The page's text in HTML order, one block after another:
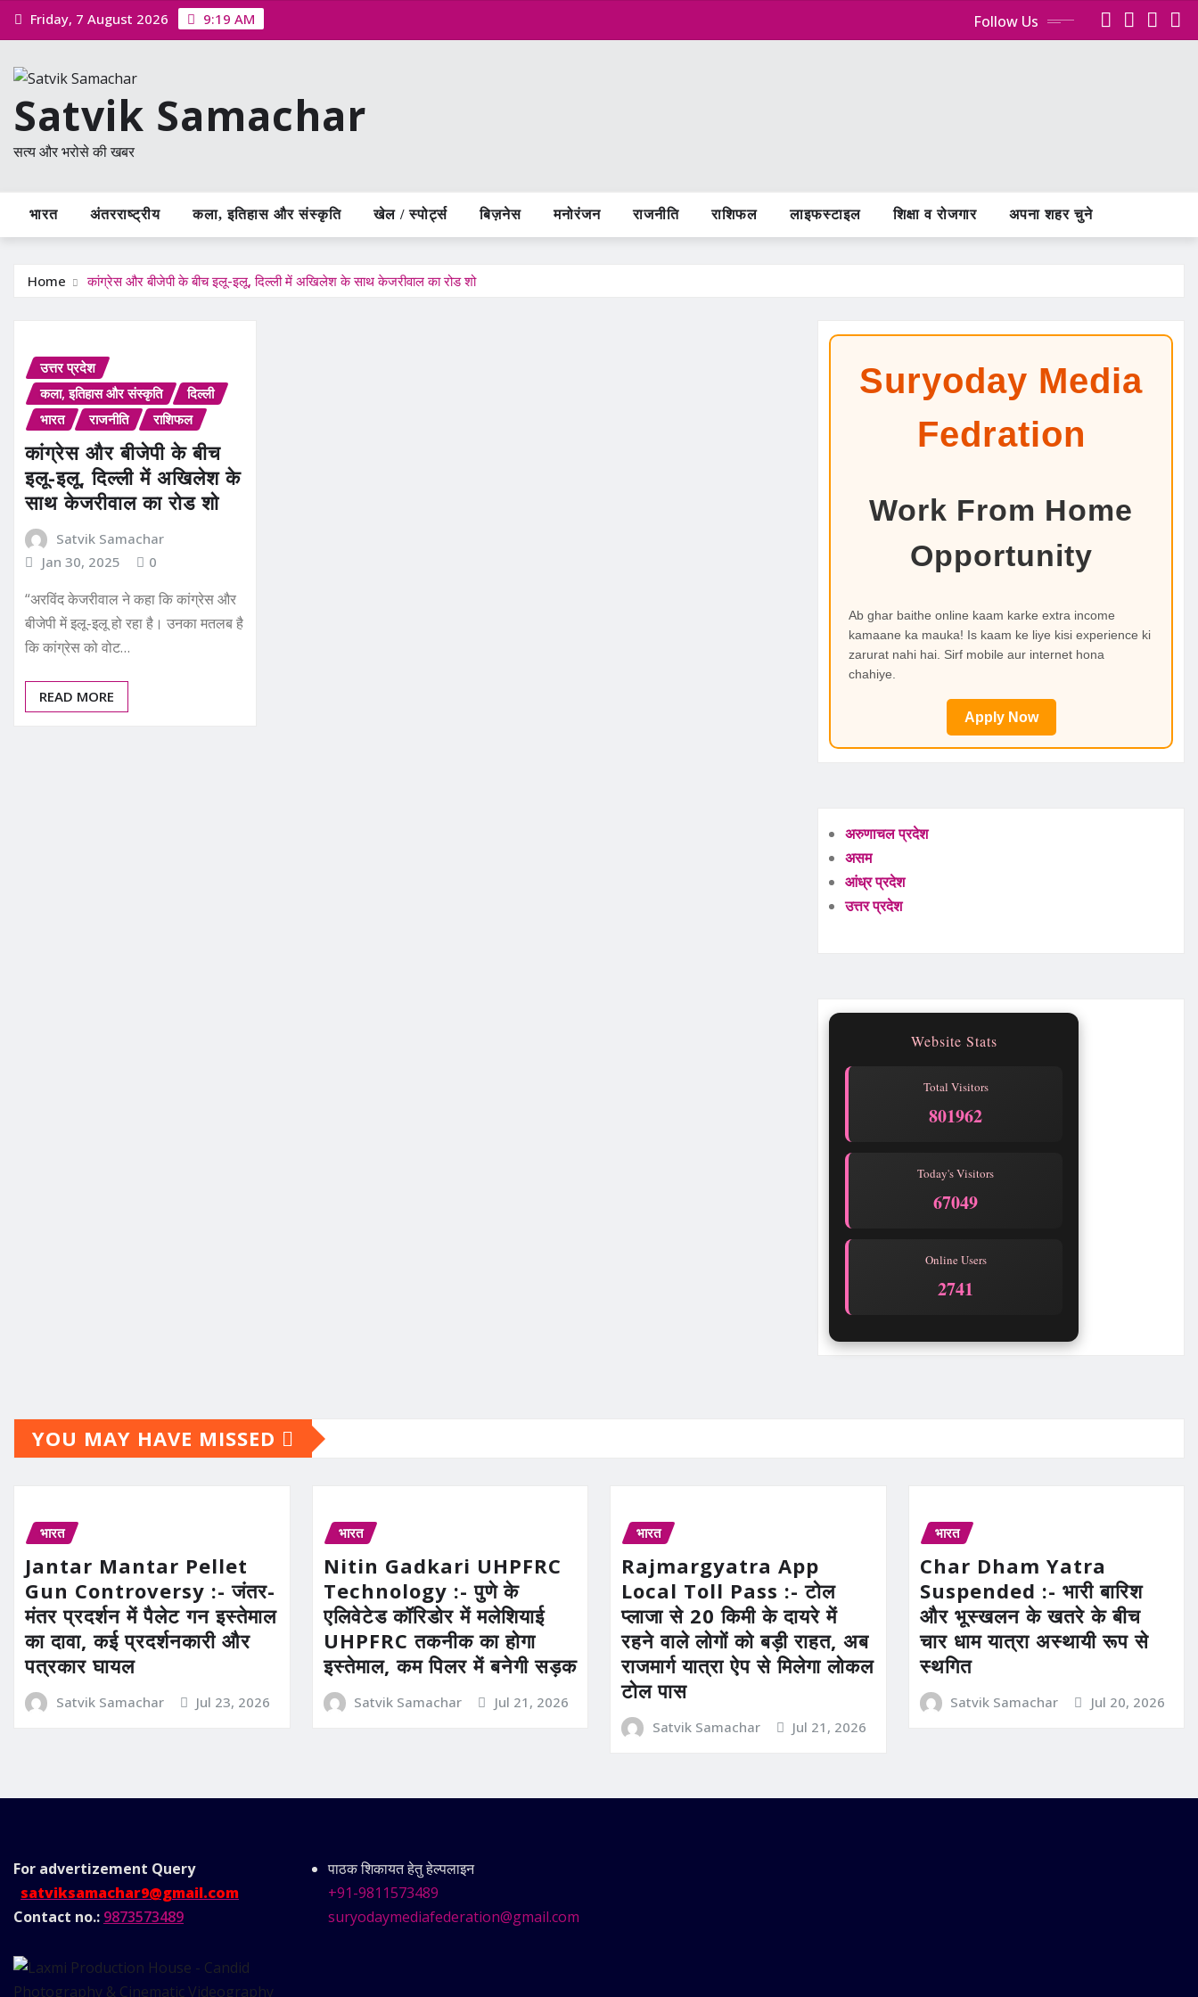
Skip Friday, 7 August 2026 9:19 AM Follow Us
Satvik Samachar
सत्य और भरोसे की खबर
भारत अंतरराष्ट्रीय कला, इतिहास और संस्कृति खेल / स्पोर्ट्स बिज़नेस मनोरंजन राजनीति राशिफल लाइफस्टाइल शिक्षा व रोजगार अपना शहर चुने
Home कांग्रेस और बीजेपी के बीच इलू-इलू, दिल्ली में अखिलेश के साथ केजरीवाल का रोड शो
उत्तर प्रदेश
कला, इतिहास और संस्कृति
दिल्ली
भारत
राजनीति राशिफल
कांग्रेस और बीजेपी के बीच
इलू-इलू, दिल्ली में अखिलेश के
साथ केजरीवाल का रोड शो
Satvik Samachar
Jan 30, 2025
0
“अरविंद केजरीवाल ने कहा कि कांग्रेस और
बीजेपी में इलू-इलू हो रहा है। उनका मतलब है
कि कांग्रेस को वोट…
READ MORE
Suryoday Media
Fedration
Work From Home
Opportunity
Ab ghar baithe online kaam karke extra income
kamaane ka mauka! Is kaam ke liye kisi experience ki
zarurat nahi hai. Sirf mobile aur internet hona
chahiye.
Apply Now
अरुणाचल प्रदेश
असम
आंध्र प्रदेश
उत्तर प्रदेश
Website Stats
Total Visitors
801962
Today's Visitors
67049
Online Users
2741
YOU MAY HAVE MISSED
भारत
Jantar Mantar Pellet
Gun Controversy :- जंतर-
मंतर प्रदर्शन में पैलेट गन इस्तेमाल
का दावा, कई प्रदर्शनकारी और
पत्रकार घायल
Satvik Samachar Jul 23, 2026
भारत
Nitin Gadkari UHPFRC
Technology :- पुणे के
एलिवेटेड कॉरिडोर में मलेशियाई
UHPFRC तकनीक का होगा
इस्तेमाल, कम पिलर में बनेगी सड़क
Satvik Samachar Jul 21, 2026
भारत
Rajmargyatra App
Local Toll Pass :- टोल
प्लाजा से 20 किमी के दायरे में
रहने वाले लोगों को बड़ी राहत, अब
राजमार्ग यात्रा ऐप से मिलेगा लोकल
टोल पास
Satvik Samachar Jul 21, 2026
भारत
Char Dham Yatra
Suspended :- भारी बारिश
और भूस्खलन के खतरे के बीच
चार धाम यात्रा अस्थायी रूप से
स्थगित
Satvik Samachar Jul 20, 2026
For advertizement Query
satviksamachar9@gmail.com
Contact no.: 9873573489
पाठक शिकायत हेतु हेल्पलाइन
+91-9811573489
suryodaymediafederation@gmail.com